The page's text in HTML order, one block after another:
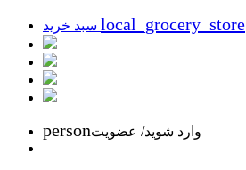
local_grocery_store
personوارد شوید/ عضویت